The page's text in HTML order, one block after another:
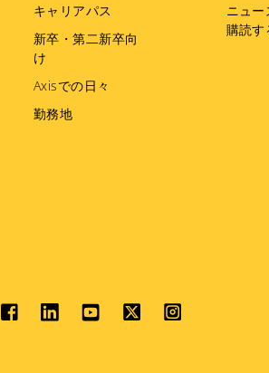
キャリアパス
新卒・第二新卒向
け
Axisでの日々
勤務地
ニュ
購読す
Social